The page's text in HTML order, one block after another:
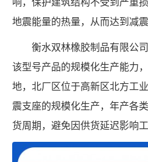
地震能量的热量，从而达到减震
衡水双林橡胶制品有限公
该型号产品的规模化生产能力
地，北厂区位于高新区北方工
震支座的规模化生产，年产各
货周期，避免因供货延迟影响工